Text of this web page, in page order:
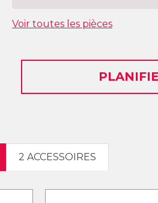
Voir toutes les pièces
2 ACCESSOIRES